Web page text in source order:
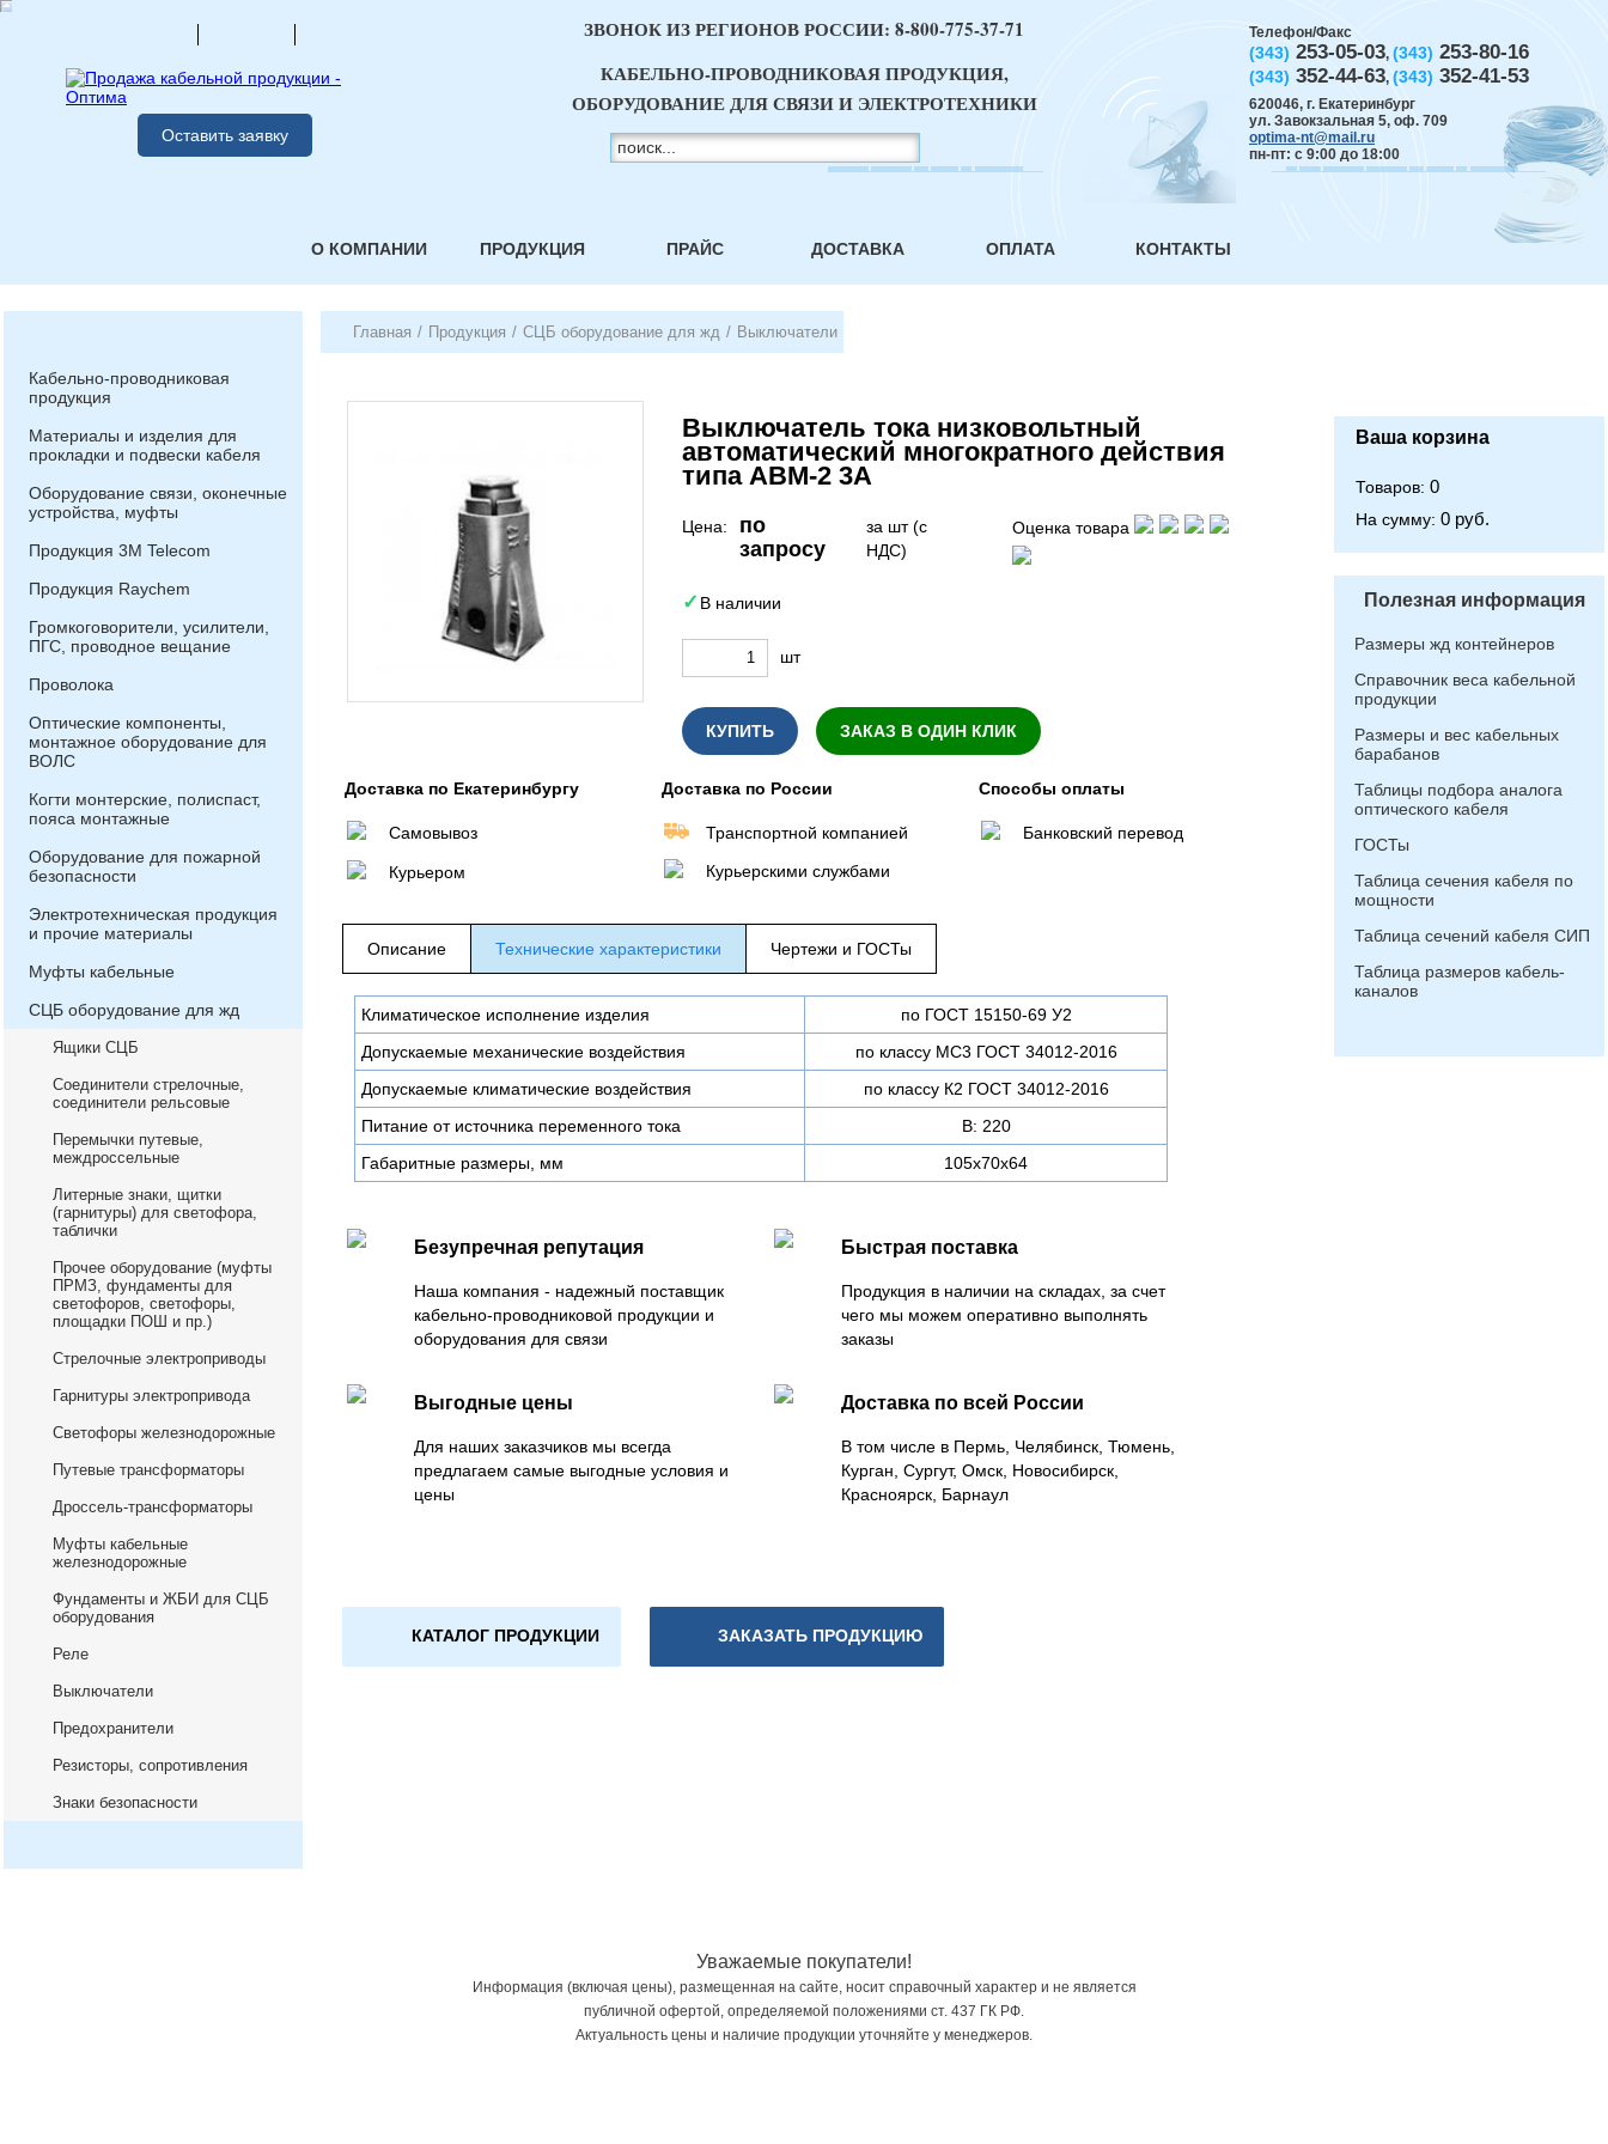
Оставить заявку
Телефон/Факс
(343) 253-05-03, (343) 253-80-16
(343) 352-44-63, (343) 352-41-53
620046, г. Екатеринбург
ул. Завокзальная 5, оф. 709
optima-nt@mail.ru
пн-пт: с 9:00 до 18:00
ЗВОНОК ИЗ РЕГИОНОВ РОССИИ: 8-800-775-37-71
КАБЕЛЬНО-ПРОВОДНИКОВАЯ ПРОДУКЦИЯ,
ОБОРУДОВАНИЕ ДЛЯ СВЯЗИ И ЭЛЕКТРОТЕХНИКИ
О КОМПАНИИ ПРОДУКЦИЯ ПРАЙС ДОСТАВКА ОПЛАТА КОНТАКТЫ
Кабельно-проводниковая
продукция
Материалы и изделия для
прокладки и подвески кабеля
Оборудование связи, оконечные
устройства, муфты
Продукция 3М Telecom
Продукция Raychem
Громкоговорители, усилители,
ПГС, проводное вещание
Проволока
Оптические компоненты,
монтажное оборудование для
ВОЛС
Когти монтерские, полиспаст,
пояса монтажные
Оборудование для пожарной
безопасности
Электротехническая продукция
и прочие материалы
Муфты кабельные
СЦБ оборудование для жд
Ящики СЦБ
Соединители стрелочные,
соединители рельсовые
Перемычки путевые,
междроссельные
Литерные знаки, щитки
(гарнитуры) для светофора,
таблички
Прочее оборудование (муфты
ПРМЗ, фундаменты для
светофоров, светофоры,
площадки ПОШ и пр.)
Стрелочные электроприводы
Гарнитуры электропривода
Светофоры железнодорожные
Путевые трансформаторы
Дроссель-трансформаторы
Муфты кабельные
железнодорожные
Фундаменты и ЖБИ для СЦБ
оборудования
Реле
Выключатели
Предохранители
Резисторы, сопротивления
Знаки безопасности
Главная / Продукция / СЦБ оборудование для жд / Выключатели
Выключатель тока низковольтный
автоматический многократного действия
типа АВМ-2 3А
Цена:
по
запросу
за шт (с
НДС)
Оценка товара
В наличии
шт
КУПИТЬ ЗАКАЗ В ОДИН КЛИК
Доставка по Екатеринбургу
Самовывоз
Курьером
Доставка по России
Транспортной компанией
Курьерскими службами
Способы оплаты
Банковский перевод
Описание Технические характеристики Чертежи и ГОСТы
Климатическое исполнение изделия
по ГОСТ 15150-69 У2
Допускаемые механические воздействия
по классу МС3 ГОСТ 34012-2016
Допускаемые климатические воздействия
по классу К2 ГОСТ 34012-2016
Питание от источника переменного тока
В: 220
Габаритные размеры, мм
105x70x64
Безупречная репутация
Наша компания - надежный поставщик
кабельно-проводниковой продукции и
оборудования для связи
Быстрая поставка
Продукция в наличии на складах, за счет
чего мы можем оперативно выполнять
заказы
Выгодные цены
Для наших заказчиков мы всегда
предлагаем самые выгодные условия и
цены
Доставка по всей России
В том числе в Пермь, Челябинск, Тюмень,
Курган, Сургут, Омск, Новосибирск,
Красноярск, Барнаул
КАТАЛОГ ПРОДУКЦИИ ЗАКАЗАТЬ ПРОДУКЦИЮ
Ваша корзина
Товаров: 0
На сумму: 0 руб.
Полезная информация
Размеры жд контейнеров
Справочник веса кабельной
продукции
Размеры и вес кабельных
барабанов
Таблицы подбора аналога
оптического кабеля
ГОСТы
Таблица сечения кабеля по
мощности
Таблица сечений кабеля СИП
Таблица размеров кабель-
каналов
Уважаемые покупатели!
Информация (включая цены), размещенная на сайте, носит справочный характер и не является
публичной офертой, определяемой положениями ст. 437 ГК РФ.
Актуальность цены и наличие продукции уточняйте у менеджеров.